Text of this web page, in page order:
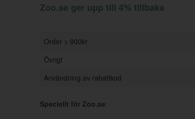
Zoo.se ger upp till 4% tillbaka
Order > 900kr
Övrigt
Användning av rabattkod
Speciellt för Zoo.se: